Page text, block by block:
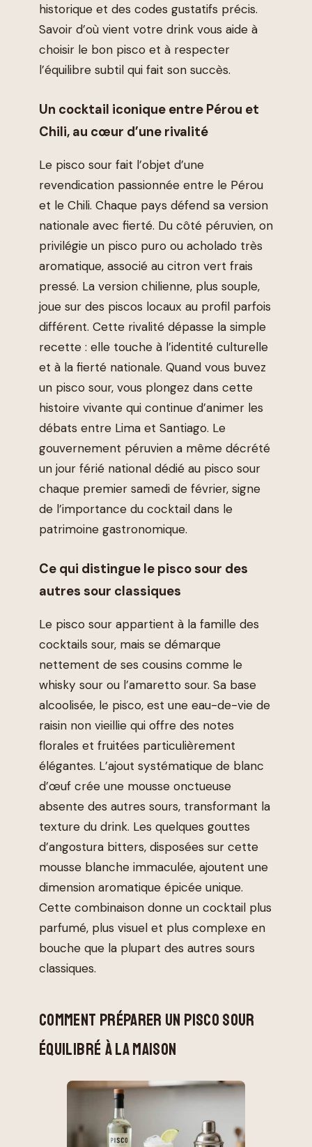
historique et des codes gustatifs précis.
Savoir d’où vient votre drink vous aide à
choisir le bon pisco et à respecter
l’équilibre subtil qui fait son succès.
Un cocktail iconique entre Pérou et
Chili, au cœur d’une rivalité
Le pisco sour fait l’objet d’une
revendication passionnée entre le Pérou
et le Chili. Chaque pays défend sa version
nationale avec fierté. Du côté péruvien, on
privilégie un pisco puro ou acholado très
aromatique, associé au citron vert frais
pressé. La version chilienne, plus souple,
joue sur des piscos locaux au profil parfois
différent. Cette rivalité dépasse la simple
recette : elle touche à l’identité culturelle
et à la fierté nationale. Quand vous buvez
un pisco sour, vous plongez dans cette
histoire vivante qui continue d’animer les
débats entre Lima et Santiago. Le
gouvernement péruvien a même décrété
un jour férié national dédié au pisco sour
chaque premier samedi de février, signe
de l’importance du cocktail dans le
patrimoine gastronomique.
Ce qui distingue le pisco sour des
autres sour classiques
Le pisco sour appartient à la famille des
cocktails sour, mais se démarque
nettement de ses cousins comme le
whisky sour ou l’amaretto sour. Sa base
alcoolisée, le pisco, est une eau-de-vie de
raisin non vieillie qui offre des notes
florales et fruitées particulièrement
élégantes. L’ajout systématique de blanc
d’œuf crée une mousse onctueuse
absente des autres sours, transformant la
texture du drink. Les quelques gouttes
d’angostura bitters, disposées sur cette
mousse blanche immaculée, ajoutent une
dimension aromatique épicée unique.
Cette combinaison donne un cocktail plus
parfumé, plus visuel et plus complexe en
bouche que la plupart des autres sours
classiques.
COMMENT PRÉPARER UN PISCO SOUR
ÉQUILIBRÉ À LA MAISON